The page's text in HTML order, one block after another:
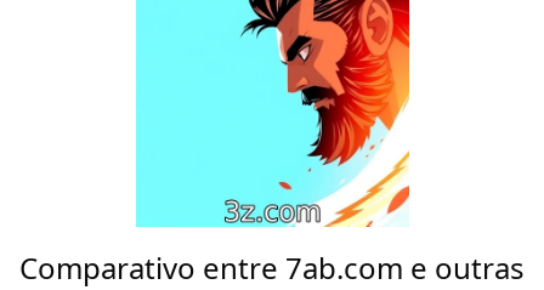
Comparativo entre 7ab.com e outras